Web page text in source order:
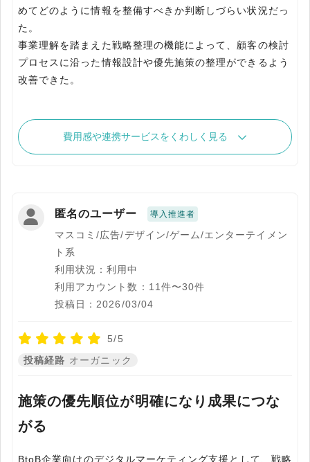
めてどのように情報を整備すべきか判断しづらい状況だっ
た。
事業理解を踏まえた戦略整理の機能によって、顧客の検討
プロセスに沿った情報設計や優先施策の整理ができるよう
改善できた。
費用感や連携サービスをくわしく見る
匿名のユーザー 導入推進者
マスコミ/広告/デザイン/ゲーム/エンターテイメン
ト系
利用状況：利用中
利用アカウント数：11件〜30件
投稿日：2026/03/04
5/5
投稿経路 オーガニック
施策の優先順位が明確になり成果につな
がる
BtoB企業向けのデジタルマーケティング支援として、戦略